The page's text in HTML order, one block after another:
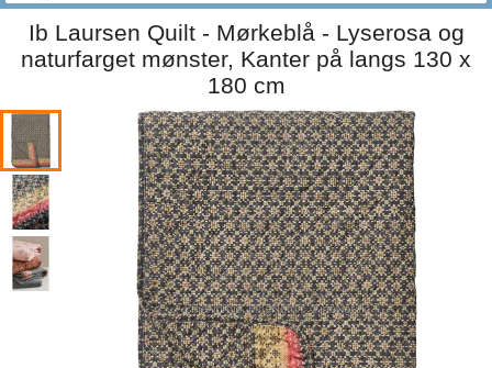
Ib Laursen Quilt - Mørkeblå - Lyserosa og
naturfarget mønster, Kanter på langs 130 x
180 cm